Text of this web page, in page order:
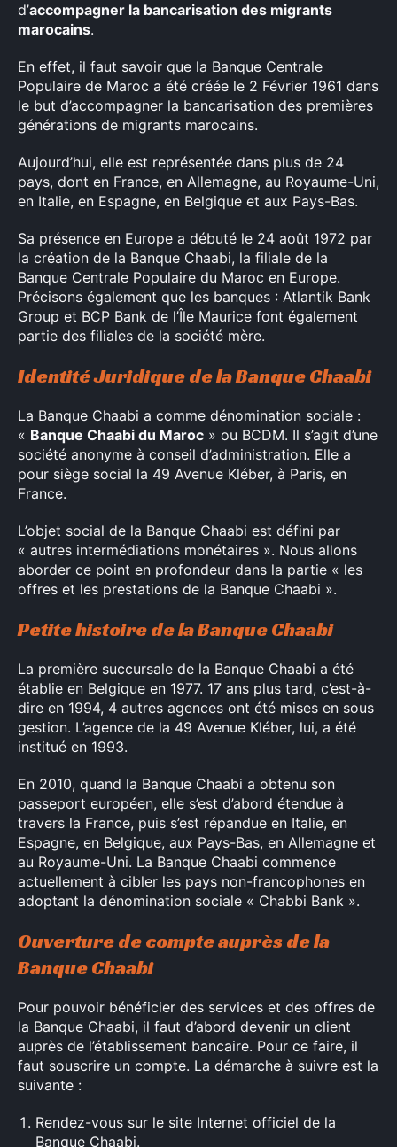
d’accompagner la bancarisation des migrants
marocains.
En effet, il faut savoir que la Banque Centrale
Populaire de Maroc a été créée le 2 Février 1961 dans
le but d’accompagner la bancarisation des premières
générations de migrants marocains.
Aujourd’hui, elle est représentée dans plus de 24
pays, dont en France, en Allemagne, au Royaume-Uni,
en Italie, en Espagne, en Belgique et aux Pays-Bas.
Sa présence en Europe a débuté le 24 août 1972 par
la création de la Banque Chaabi, la filiale de la
Banque Centrale Populaire du Maroc en Europe.
Précisons également que les banques : Atlantik Bank
Group et BCP Bank de l’Île Maurice font également
partie des filiales de la société mère.
Identité Juridique de la Banque Chaabi
La Banque Chaabi a comme dénomination sociale :
« Banque Chaabi du Maroc » ou BCDM. Il s’agit d’une
société anonyme à conseil d’administration. Elle a
pour siège social la 49 Avenue Kléber, à Paris, en
France.
L’objet social de la Banque Chaabi est défini par
« autres intermédiations monétaires ». Nous allons
aborder ce point en profondeur dans la partie « les
offres et les prestations de la Banque Chaabi ».
Petite histoire de la Banque Chaabi
La première succursale de la Banque Chaabi a été
établie en Belgique en 1977. 17 ans plus tard, c’est-à-
dire en 1994, 4 autres agences ont été mises en sous
gestion. L’agence de la 49 Avenue Kléber, lui, a été
institué en 1993.
En 2010, quand la Banque Chaabi a obtenu son
passeport européen, elle s’est d’abord étendue à
travers la France, puis s’est répandue en Italie, en
Espagne, en Belgique, aux Pays-Bas, en Allemagne et
au Royaume-Uni. La Banque Chaabi commence
actuellement à cibler les pays non-francophones en
adoptant la dénomination sociale « Chabbi Bank ».
Ouverture de compte auprès de la
Banque Chaabi
Pour pouvoir bénéficier des services et des offres de
la Banque Chaabi, il faut d’abord devenir un client
auprès de l’établissement bancaire. Pour ce faire, il
faut souscrire un compte. La démarche à suivre est la
suivante :
Rendez-vous sur le site Internet officiel de la
Banque Chaabi.